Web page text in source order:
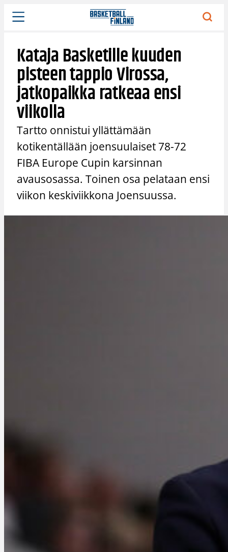
Siirry
sisältöön
Kataja Basketille kuuden
pisteen tappio Virossa,
jatkopaikka ratkeaa ensi
viikolla
Tartto onnistui yllättämään
kotikentällään joensuulaiset 78-72
FIBA Europe Cupin karsinnan
avausosassa. Toinen osa pelataan ensi
viikon keskiviikkona Joensuussa.